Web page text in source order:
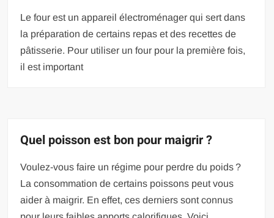
Le four est un appareil électroménager qui sert dans
la préparation de certains repas et des recettes de
pâtisserie. Pour utiliser un four pour la première fois,
il est important
Quel poisson est bon pour maigrir ?
Voulez-vous faire un régime pour perdre du poids ?
La consommation de certains poissons peut vous
aider à maigrir. En effet, ces derniers sont connus